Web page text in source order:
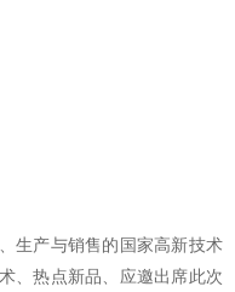
生产与销售的国家高新技术
、热点新品、应邀出席此次